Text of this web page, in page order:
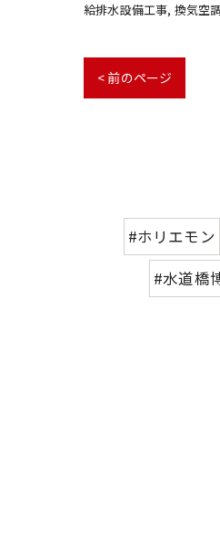
給排水設備工事 換気空
< 前のページ
#ホリエモン
#水道橋